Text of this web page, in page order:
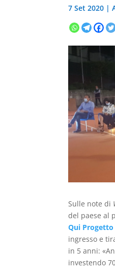
7 Set 2020 |
Sulle note di
del paese al
Qui Progetto
ingresso e
in 5 anni:
investendo